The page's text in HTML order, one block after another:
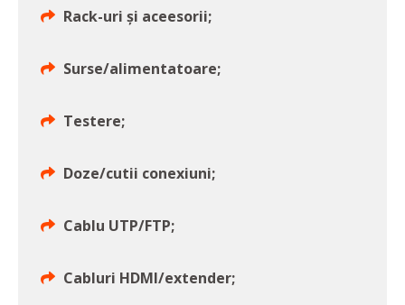
Rack-uri și aceesorii;
Surse/alimentatoare;
Testere;
Doze/cutii conexiuni;
Cablu UTP/FTP;
Cabluri HDMI/extender;